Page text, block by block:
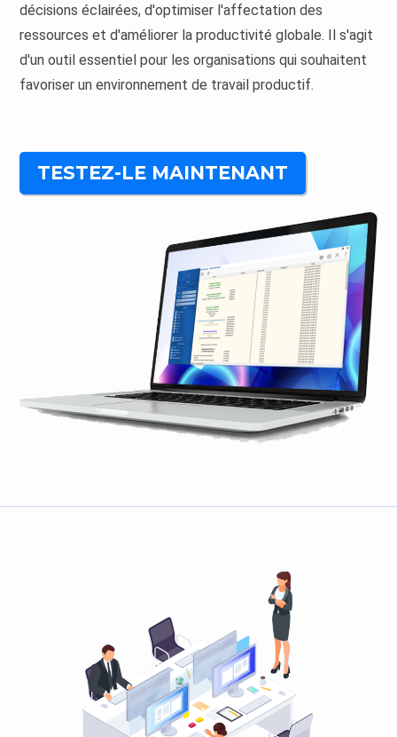
décisions éclairées, d'optimiser l'affectation des
ressources et d'améliorer la productivité globale. Il s'agit
d'un outil essentiel pour les organisations qui souhaitent
favoriser un environnement de travail productif.
TESTEZ-LE MAINTENANT